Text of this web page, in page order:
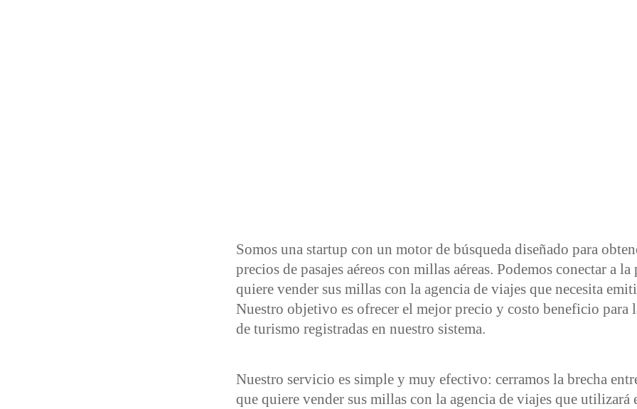
Somos una startup con un motor de búsqueda diseñado para
precios de pasajes aéreos con millas aéreas. Podemos conectar a la
quiere vender sus millas con la agencia de viajes que necesita
Nuestro objetivo es ofrecer el mejor precio y costo beneficio para
de turismo registradas en nuestro sistema.
Nuestro servicio es simple y muy efectivo: cerramos la brecha
que quiere vender sus millas con la agencia de viajes que utilizará